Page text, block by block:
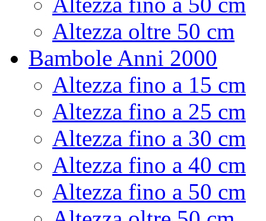
Altezza oltre 50 cm
Bambole Anni 2000
Altezza fino a 15 cm
Altezza fino a 25 cm
Altezza fino a 30 cm
Altezza fino a 40 cm
Altezza fino a 50 cm